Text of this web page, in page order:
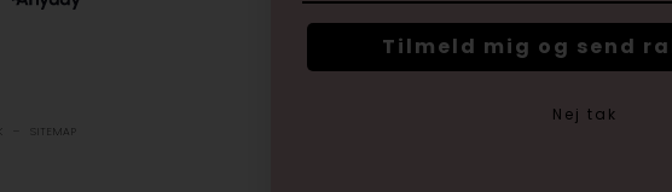
SITEMAP
Tilmeld mig og send
Nej tak